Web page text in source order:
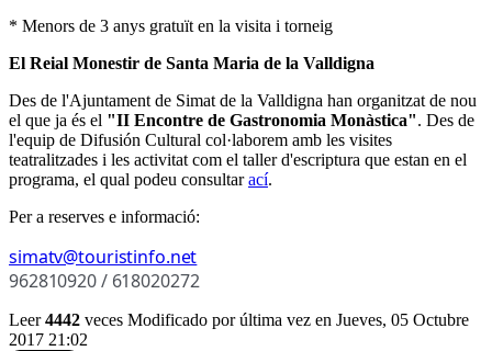
* Menors de 3 anys gratuït en la visita i torneig
El Reial Monestir de Santa Maria de la Valldigna
Des de l'Ajuntament de Simat de la Valldigna han organitzat de nou
el que ja és el "II Encontre de Gastronomia Monàstica". Des de
l'equip de Difusión Cultural col·laborem amb les visites
teatralitzades i les activitat com el taller d'escriptura que estan en el
programa, el qual podeu consultarací.
Per a reserves e informació:
simatv@touristinfo.net
962810920 / 618020272
Leer4442 veces Modificado por última vez en Jueves, 05 Octubre
2017 21:02